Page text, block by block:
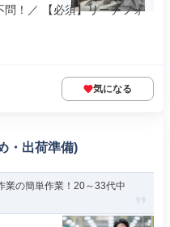
！／ 【必須】リーチフォ
気になる
・出荷準備)
の簡単作業！20～33代中